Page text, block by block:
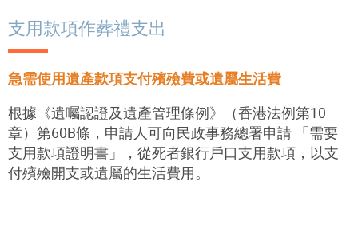
支用款項作葬禮支出
急需使用遺產款項支付殯殮費或遺屬生活費
根據《遺囑認證及遺產管理條例》（香港法例第10
章）第60B條，申請人可向民政事務總署申請 「需要
支用款項證明書」，從死者銀行戶口支用款項，以支
付殯殮開支或遺屬的生活費用。